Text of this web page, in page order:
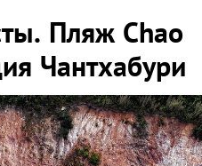
Пляж Chao
Чантхабури